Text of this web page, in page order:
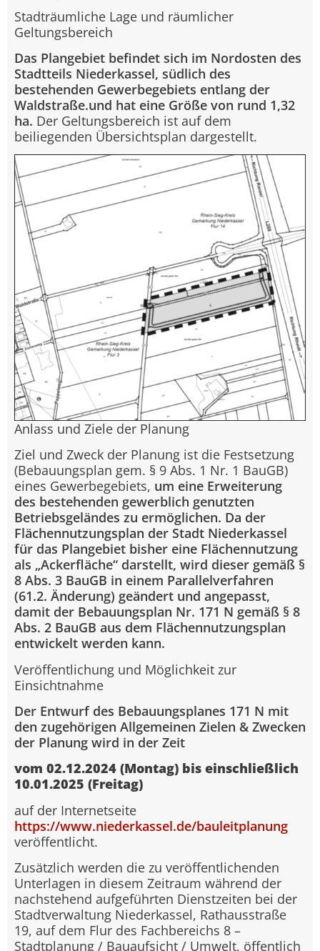
Stadträumliche Lage und räumlicher
Geltungsbereich
Das Plangebiet befindet sich im Nordosten des
Stadtteils Niederkassel, südlich des
bestehenden Gewerbegebiets entlang der
Waldstraße.und hat eine Größe von rund 1,32
ha. Der Geltungsbereich ist auf dem
beiliegenden Übersichtsplan dargestellt.
Anlass und Ziele der Planung
Ziel und Zweck der Planung ist die Festsetzung
(Bebauungsplan gem. § 9 Abs. 1 Nr. 1 BauGB)
eines Gewerbegebiets, um eine Erweiterung
des bestehenden gewerblich genutzten
Betriebsgeländes zu ermöglichen. Da der
Flächennutzungsplan der Stadt Niederkassel
für das Plangebiet bisher eine Flächennutzung
als „Ackerfläche“ darstellt, wird dieser gemäß §
8 Abs. 3 BauGB in einem Parallelverfahren
(61.2. Änderung) geändert und angepasst,
damit der Bebauungsplan Nr. 171 N gemäß § 8
Abs. 2 BauGB aus dem Flächennutzungsplan
entwickelt werden kann.
Veröffentlichung und Möglichkeit zur
Einsichtnahme
Der Entwurf des Bebauungsplanes 171 N mit
den zugehörigen Allgemeinen Zielen & Zwecken
der Planung wird in der Zeit
vom 02.12.2024 (Montag) bis einschließlich
10.01.2025 (Freitag)
auf der Internetseite
https://www.niederkassel.de/bauleitplanung
veröffentlicht.
Zusätzlich werden die zu veröffentlichenden
Unterlagen in diesem Zeitraum während der
nachstehend aufgeführten Dienstzeiten bei der
Stadtverwaltung Niederkassel, Rathausstraße
19, auf dem Flur des Fachbereichs 8 –
Stadtplanung / Bauaufsicht / Umwelt, öffentlich